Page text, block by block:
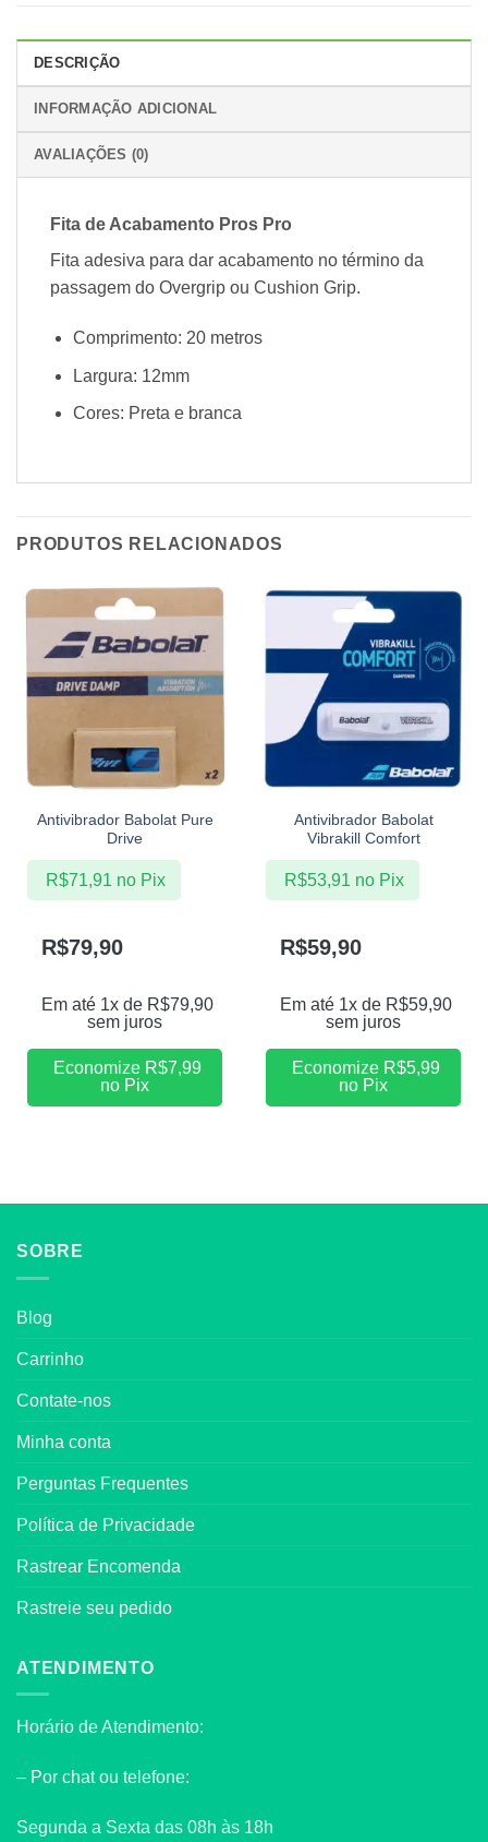
DESCRIÇÃO
INFORMAÇÃO ADICIONAL
AVALIAÇÕES (0)
Fita de Acabamento Pros Pro
Fita adesiva para dar acabamento no término da
passagem do Overgrip ou Cushion Grip.
Comprimento: 20 metros
Largura: 12mm
Cores: Preta e branca
PRODUTOS RELACIONADOS
Antivibrador Babolat Pure
Drive
R$79,90
Em até 1x de R$79,90
sem juros
R$71,91 no Pix
Economize R$7,99
no Pix
Antivibrador Babolat
Vibrakill Comfort
R$59,90
Em até 1x de R$59,90
sem juros
R$53,91 no Pix
Economize R$5,99
no Pix
SOBRE
Blog
Carrinho
Contate-nos
Minha conta
Perguntas Frequentes
Política de Privacidade
Rastrear Encomenda
Rastreie seu pedido
ATENDIMENTO
Horário de Atendimento:
– Por chat ou telefone:
Segunda a Sexta das 08h às 18h